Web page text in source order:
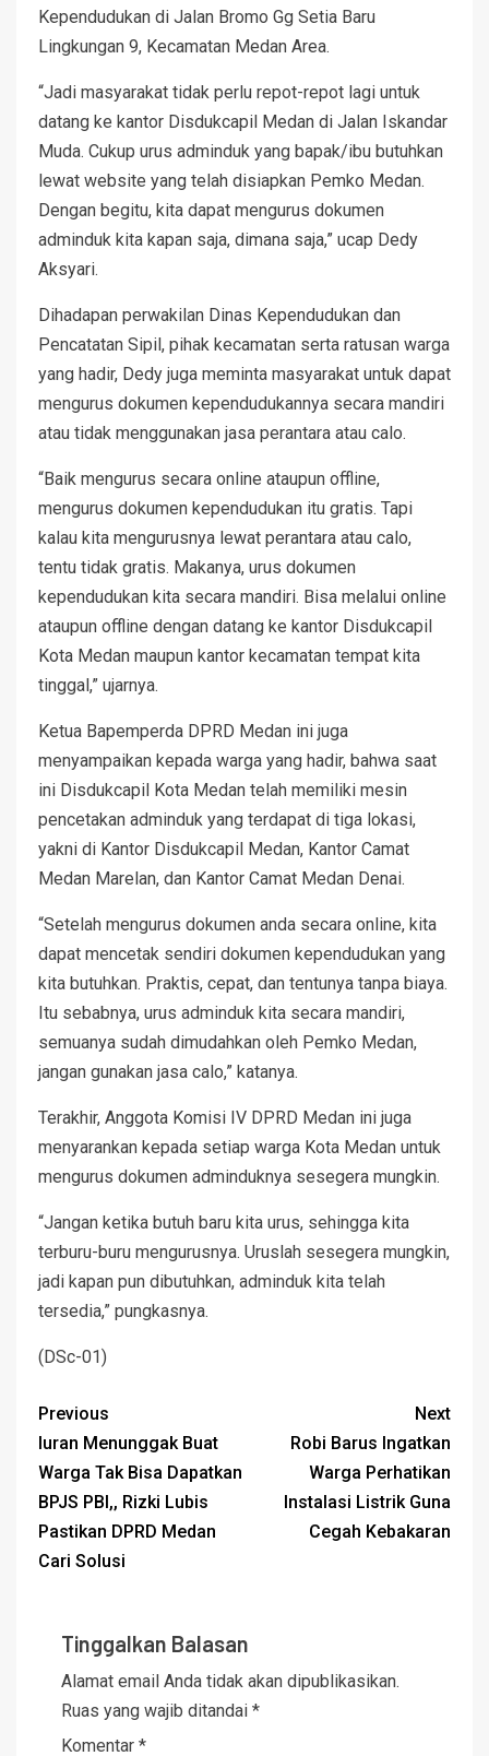
Kependudukan di Jalan Bromo Gg Setia Baru
Lingkungan 9, Kecamatan Medan Area.
“Jadi masyarakat tidak perlu repot-repot lagi untuk
datang ke kantor Disdukcapil Medan di Jalan Iskandar
Muda. Cukup urus adminduk yang bapak/ibu butuhkan
lewat website yang telah disiapkan Pemko Medan.
Dengan begitu, kita dapat mengurus dokumen
adminduk kita kapan saja, dimana saja,” ucap Dedy
Aksyari.
Dihadapan perwakilan Dinas Kependudukan dan
Pencatatan Sipil, pihak kecamatan serta ratusan warga
yang hadir, Dedy juga meminta masyarakat untuk dapat
mengurus dokumen kependudukannya secara mandiri
atau tidak menggunakan jasa perantara atau calo.
“Baik mengurus secara online ataupun offline,
mengurus dokumen kependudukan itu gratis. Tapi
kalau kita mengurusnya lewat perantara atau calo,
tentu tidak gratis. Makanya, urus dokumen
kependudukan kita secara mandiri. Bisa melalui online
ataupun offline dengan datang ke kantor Disdukcapil
Kota Medan maupun kantor kecamatan tempat kita
tinggal,” ujarnya.
Ketua Bapemperda DPRD Medan ini juga
menyampaikan kepada warga yang hadir, bahwa saat
ini Disdukcapil Kota Medan telah memiliki mesin
pencetakan adminduk yang terdapat di tiga lokasi,
yakni di Kantor Disdukcapil Medan, Kantor Camat
Medan Marelan, dan Kantor Camat Medan Denai.
“Setelah mengurus dokumen anda secara online, kita
dapat mencetak sendiri dokumen kependudukan yang
kita butuhkan. Praktis, cepat, dan tentunya tanpa biaya.
Itu sebabnya, urus adminduk kita secara mandiri,
semuanya sudah dimudahkan oleh Pemko Medan,
jangan gunakan jasa calo,” katanya.
Terakhir, Anggota Komisi IV DPRD Medan ini juga
menyarankan kepada setiap warga Kota Medan untuk
mengurus dokumen adminduknya sesegera mungkin.
“Jangan ketika butuh baru kita urus, sehingga kita
terburu-buru mengurusnya. Uruslah sesegera mungkin,
jadi kapan pun dibutuhkan, adminduk kita telah
tersedia,” pungkasnya.
(DSc-01)
Previous
Iuran Menunggak Buat
Warga Tak Bisa Dapatkan
BPJS PBI,, Rizki Lubis
Pastikan DPRD Medan
Cari Solusi
Next
Robi Barus Ingatkan
Warga Perhatikan
Instalasi Listrik Guna
Cegah Kebakaran
Tinggalkan Balasan
Alamat email Anda tidak akan dipublikasikan.
Ruas yang wajib ditandai *
Komentar *